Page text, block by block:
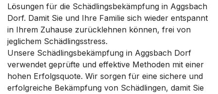
Lösungen für die Schädlingsbekämpfung in Aggsbach
Dorf. Damit Sie und Ihre Familie sich wieder entspannt
in Ihrem Zuhause zurücklehnen können, frei von
jeglichem Schädlingsstress.
Unsere Schädlingsbekämpfung in Aggsbach Dorf
verwendet geprüfte und effektive Methoden mit einer
hohen Erfolgsquote. Wir sorgen für eine sichere und
erfolgreiche Bekämpfung von Schädlingen, damit Sie